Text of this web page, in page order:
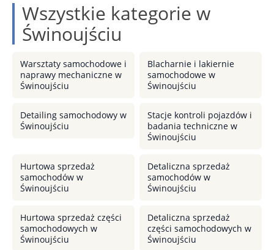
Wszystkie kategorie w
Świnoujściu
Warsztaty samochodowe i
naprawy mechaniczne w
Świnoujściu
Blacharnie i lakiernie
samochodowe w
Świnoujściu
Detailing samochodowy w
Świnoujściu
Stacje kontroli pojazdów i
badania techniczne w
Świnoujściu
Hurtowa sprzedaż
samochodów w
Świnoujściu
Detaliczna sprzedaż
samochodów w
Świnoujściu
Hurtowa sprzedaż części
samochodowych w
Świnoujściu
Detaliczna sprzedaż
części samochodowych w
Świnoujściu